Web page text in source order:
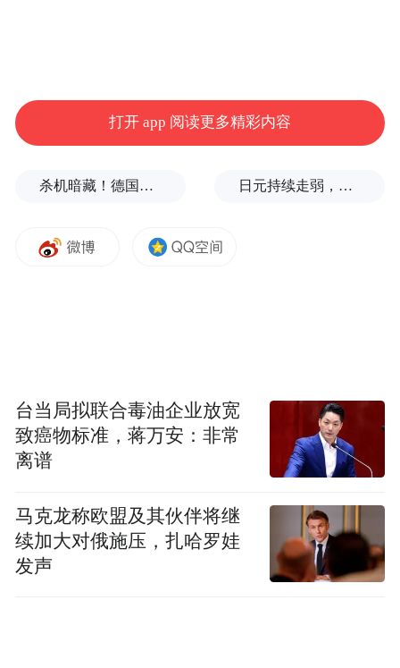
幸福”。
上海农商银行与杨浦区民政局签署协
议，捐赠资金专项用于杨浦区长者食堂系统
升级与助餐转型。全新智慧老年助餐系统聚
营养溯源”，提高效率的同时让老人吃得安心
的社会责任。
近年来，上海农商银行持续发挥市属国企资
资源，联合各方推动全渠道适老化建设。此
前，已与杨浦、普陀、嘉定等多区民政部门
打开 app 阅读更多精彩内容
杀机暗藏！德国机场发现携爆炸物无人机，或涉及外国势力 日元持续走弱，给我们什么样的机会？
台当局拟联合毒油企业放宽
致癌物标准，蒋万安：非常
离谱
马克龙称欧盟及其伙伴将继
续加大对俄施压，扎哈罗娃
发声